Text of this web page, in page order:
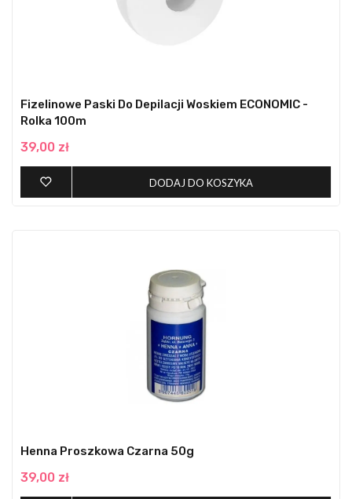
Fizelinowe Paski Do Depilacji Woskiem ECONOMIC -
Rolka 100m
39,00 zł
DODAJ DO KOSZYKA
Henna Proszkowa Czarna 50g
39,00 zł